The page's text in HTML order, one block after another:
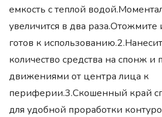
емкость с теплой
увеличится в два
готов к
количество средства на спонж
движениями от центра лица к
периферии.3.Скошенный край
для удобной проработки